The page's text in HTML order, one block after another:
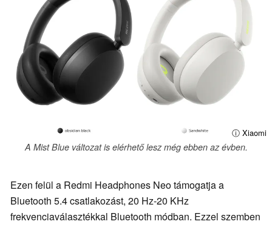
ⓘ Xiaomi
A Mist Blue változat is elérhető lesz még ebben az évben.
Ezen felül a Redmi Headphones Neo támogatja a
Bluetooth 5.4 csatlakozást, 20 Hz-20 KHz
frekvenciaválasztékkal Bluetooth módban. Ezzel szemben